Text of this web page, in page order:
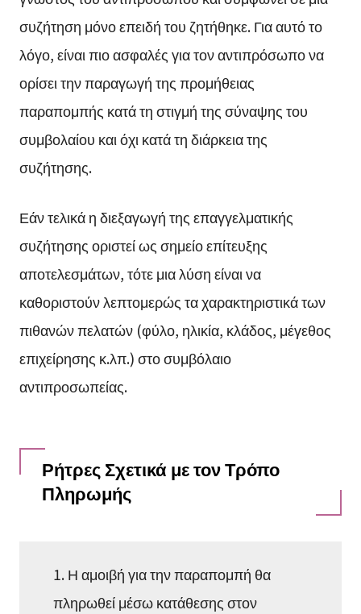
συζήτηση μόνο επειδή του ζητήθηκε. Για αυτό το
λόγο, είναι πιο ασφαλές για τον αντιπρόσωπο να
ορίσει την παραγωγή της προμήθειας
παραπομπής κατά τη στιγμή της σύναψης του
συμβολαίου και όχι κατά τη διάρκεια της
συζήτησης.
Εάν τελικά η διεξαγωγή της επαγγελματικής
συζήτησης οριστεί ως σημείο επίτευξης
αποτελεσμάτων, τότε μια λύση είναι να
καθοριστούν λεπτομερώς τα χαρακτηριστικά των
πιθανών πελατών (φύλο, ηλικία, κλάδος, μέγεθος
επιχείρησης κ.λπ.) στο συμβόλαιο
αντιπροσωπείας.
Ρήτρες Σχετικά με τον Τρόπο
Πληρωμής
1. Η αμοιβή για την παραπομπή θα
πληρωθεί μέσω κατάθεσης στον